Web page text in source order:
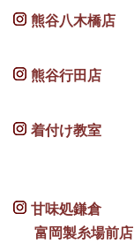
熊谷八木橋店
熊谷行田店
着付け教室
甘味処鎌倉
富岡製糸場前店